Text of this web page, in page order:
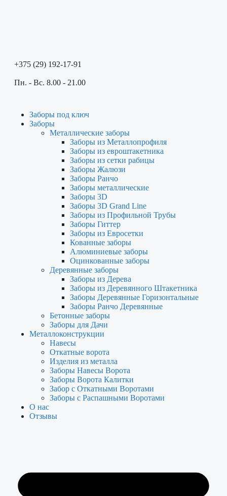
+375 (29) 192-17-91
Пн. - Вс. 8.00 - 21.00
Заборы под ключ
Заборы
Металлические заборы
Заборы из Металлопрофиля
Заборы из евроштакетника
Заборы из сетки рабицы
Заборы Жалюзи
Заборы Ранчо
Заборы металлические
Заборы 3D
Заборы 3D Grand Line
Заборы из Профильной Трубы
Заборы Гиттер
Заборы из Евросетки
Кованные заборы
Алюминиевые заборы
Оцинкованные заборы
Деревянные заборы
Заборы из Дерева
Заборы из Деревянного Штакетника
Заборы Деревянные Горизонтальные
Заборы Ранчо Деревянные
Бетонные заборы
Заборы для Дачи
Металлоконструкции
Навесы
Откатные ворота
Изделия из металла
Заборы Навесы Ворота
Заборы Ворота Калитки
Забор с Откатными Воротами
Заборы с Распашными Воротами
О нас
Отзывы